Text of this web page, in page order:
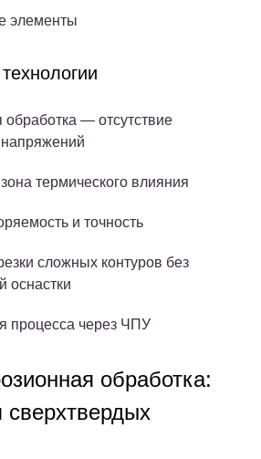
элементы
обработка — отсутствие
термического влияния
и точность
сложных контуров без
оснастки
процесса через ЧПУ
обработка: